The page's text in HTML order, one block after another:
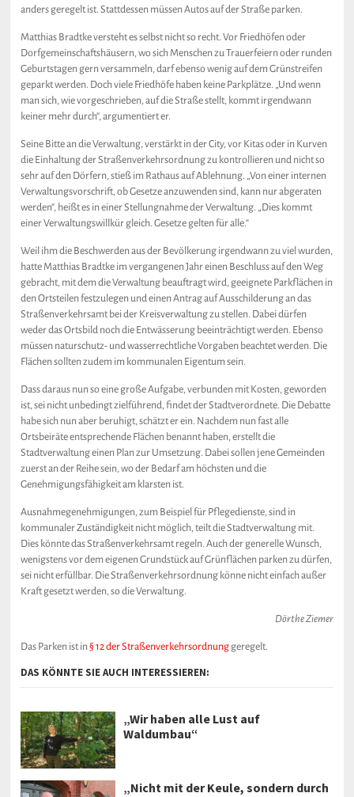
anders geregelt ist. Stattdessen müssen Autos auf der Straße parken.
Matthias Bradtke versteht es selbst nicht so recht. Vor Friedhöfen oder
Dorfgemeinschaftshäusern, wo sich Menschen zu Trauerfeiern oder runden
Geburtstagen gern versammeln, darf ebenso wenig auf dem Grünstreifen
geparkt werden. Doch viele Friedhöfe haben keine Parkplätze. „Und wenn
man sich, wie vorgeschrieben, auf die Straße stellt, kommt irgendwann
keiner mehr durch“, argumentiert er.
Seine Bitte an die Verwaltung, verstärkt in der City, vor Kitas oder in Kurven
die Einhaltung der Straßenverkehrsordnung zu kontrollieren und nicht so
sehr auf den Dörfern, stieß im Rathaus auf Ablehnung. „Von einer internen
Verwaltungsvorschrift, ob Gesetze anzuwenden sind, kann nur abgeraten
werden“, heißt es in einer Stellungnahme der Verwaltung. „Dies kommt
einer Verwaltungswillkür gleich. Gesetze gelten für alle.“
Weil ihm die Beschwerden aus der Bevölkerung irgendwann zu viel wurden,
hatte Matthias Bradtke im vergangenen Jahr einen Beschluss auf den Weg
gebracht, mit dem die Verwaltung beauftragt wird, geeignete Parkflächen in
den Ortsteilen festzulegen und einen Antrag auf Ausschilderung an das
Straßenverkehrsamt bei der Kreisverwaltung zu stellen. Dabei dürfen
weder das Ortsbild noch die Entwässerung beeinträchtigt werden. Ebenso
müssen naturschutz- und wasserrechtliche Vorgaben beachtet werden. Die
Flächen sollten zudem im kommunalen Eigentum sein.
Dass daraus nun so eine große Aufgabe, verbunden mit Kosten, geworden
ist, sei nicht unbedingt zielführend, findet der Stadtverordnete. Die Debatte
habe sich nun aber beruhigt, schätzt er ein. Nachdem nun fast alle
Ortsbeiräte entsprechende Flächen benannt haben, erstellt die
Stadtverwaltung einen Plan zur Umsetzung. Dabei sollen jene Gemeinden
zuerst an der Reihe sein, wo der Bedarf am höchsten und die
Genehmigungsfähigkeit am klarsten ist.
Ausnahmegenehmigungen, zum Beispiel für Pflegedienste, sind in
kommunaler Zuständigkeit nicht möglich, teilt die Stadtverwaltung mit.
Dies könnte das Straßenverkehrsamt regeln. Auch der generelle Wunsch,
wenigstens vor dem eigenen Grundstück auf Grünflächen parken zu dürfen,
sei nicht erfüllbar. Die Straßenverkehrsordnung könne nicht einfach außer
Kraft gesetzt werden, so die Verwaltung.
Dörthe Ziemer
Das Parken ist in§ 12 der Straßenverkehrsordnung geregelt.
DAS KÖNNTE SIE AUCH INTERESSIEREN:
„Wir haben alle Lust auf
Waldumbau“
„Nicht mit der Keule, sondern durch